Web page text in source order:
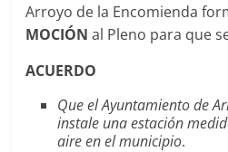
Arroyo de la Encomienda
MOCIÓN al Pleno para que
ACUERDO
Que el Ayuntamiento de
instale una estación
aire en el municipio.